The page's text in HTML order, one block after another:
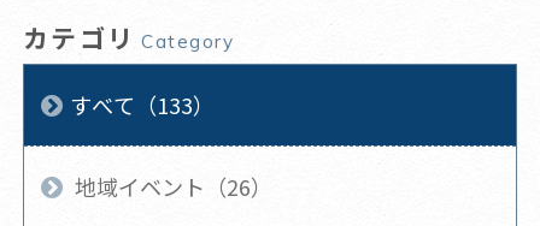
カテゴリ Category
すべて（133）
地域イベント（26）